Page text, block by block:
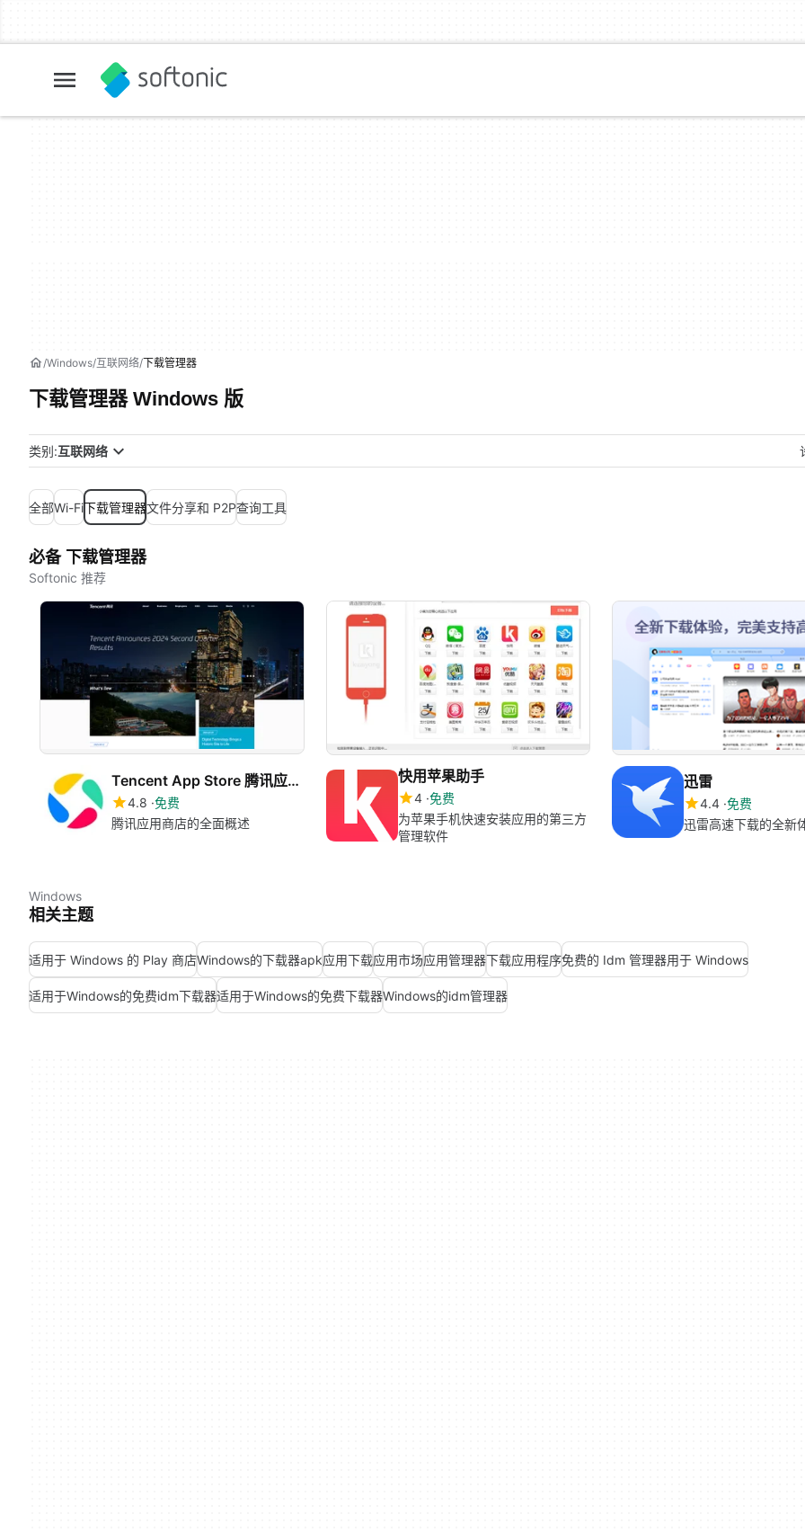
Windows 互联网络 下载管理器
下载管理器 Windows 版
类别:互联网络
全部Wi-Fi下载管理器文件分享和 P2P查询工具
必备 下载管理器
Softonic 推荐
Tencent App Store 腾讯应用宝
4.8 免费
腾讯应用商店的全面概述
快用苹果助手
4 免费
为苹果手机快速安装应用的第三方
管理软件
迅雷
4.4 免费
迅雷高速下载的全新
Windows
相关主题
适用于 Windows 的 Play 商店Windows的下载器apk应用下载应用市场应用管理器下载应用程序免费的 Idm 管理器用于 Windows
适用于Windows的免费idm下载器适用于Windows的免费下载器Windows的idm管理器